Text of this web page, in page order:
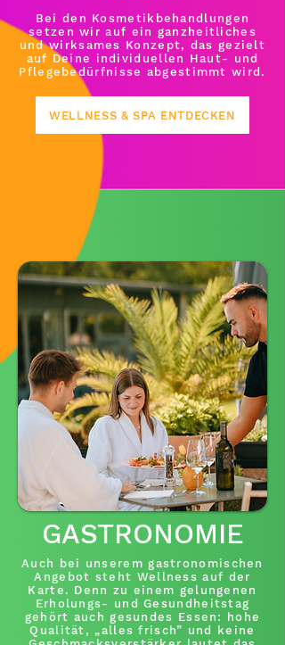
Bei den Kosmetikbehandlungen
setzen wir auf ein ganzheitliches
und wirksames Konzept, das gezielt
auf Deine individuellen Haut- und
Pflegebedürfnisse abgestimmt wird.
WELLNESS & SPA ENTDECKEN
GASTRONOMIE
Auch bei unserem gastronomischen
Angebot steht Wellness auf der
Karte. Denn zu einem gelungenen
Erholungs- und Gesundheitstag
gehört auch gesundes Essen: hohe
Qualität, „alles frisch” und keine